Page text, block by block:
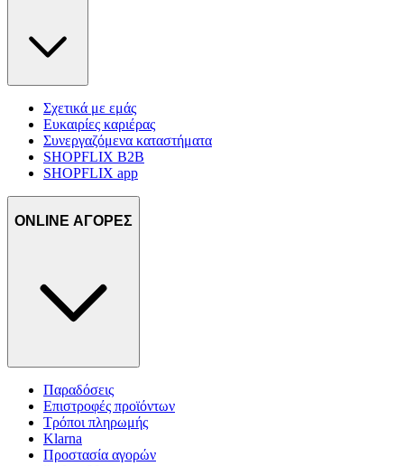
Σχετικά με εμάς
Ευκαιρίες καριέρας
Συνεργαζόμενα καταστήματα
SHOPFLIX B2B
SHOPFLIX app
ONLINE ΑΓΟΡΕΣ
Παραδόσεις
Επιστροφές προϊόντων
Τρόποι πληρωμής
Klarna
Προστασία αγορών